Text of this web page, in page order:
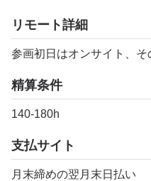
リモート詳細
参画初日はオンサイト、そ
精算条件
140-180h
支払サイト
月末締めの翌月末日払い